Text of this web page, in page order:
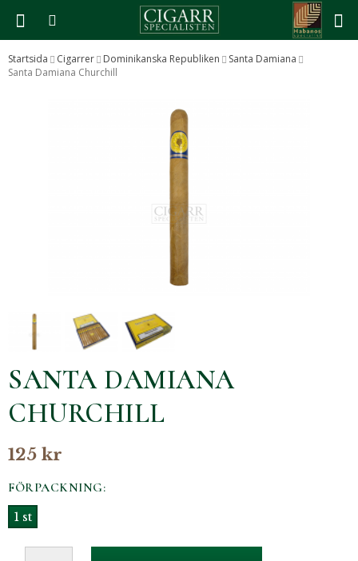
Produkten har blivit tillagd i varukorgen
Startsida Cigarrer Dominikanska Republiken
Santa Damiana
Santa Damiana Churchill
SANTA DAMIANA
CHURCHILL
125 kr
FÖRPACKNING:
1 st